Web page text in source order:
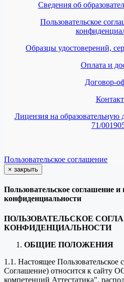
Сведения об
Пользовательское
Образцы удостоверений,
Оплата и
Договор-
Лицензия на образовательную
71/
Пользовательское соглашение
× закрыть
Пользовательское соглашение и
конфиденциальности
ПОЛЬЗОВАТЕЛЬСКОЕ
КОНФИДЕНЦИАЛЬНОСТИ
ОБЩИЕ ПОЛОЖЕНИЯ
1.1. Настоящее Пользовательское
Соглашение) относится к сайту
компетенций Аттестатика",